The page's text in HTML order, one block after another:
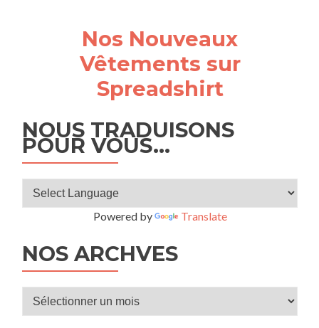
Nos Nouveaux
Vêtements sur
Spreadshirt
NOUS TRADUISONS
POUR VOUS…
Powered by Translate
NOS ARCHVES
Nos